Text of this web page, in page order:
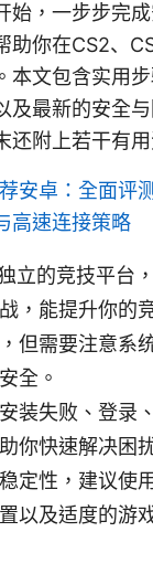
始，一步步完
助你在CS2、
本文包含实用
及最新的安全
还附上若干有用
安卓：全面评
高速连接策略
立的竞技平台
，能提升你的
但需要注意系
全。
装失败、登录
你快速解决困
定性，建议使
以及适度的游